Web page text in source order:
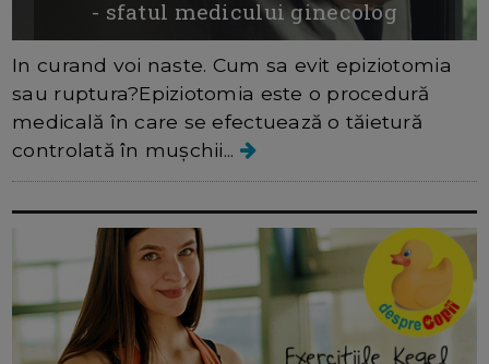
- sfatul medicului ginecolog
In curand voi naste. Cum sa evit epiziotomia
sau ruptura?Epiziotomia este o procedură
medicală în care se efectuează o tăietură
controlată în mușchii...